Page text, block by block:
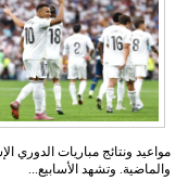
مواعيد ونتائج مباريات الدوري
والماضية. وتشهد الأسابيع...